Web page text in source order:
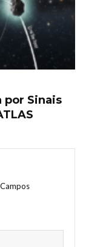
por Sinais
Campos